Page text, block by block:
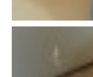
NEMOCI FRETEK